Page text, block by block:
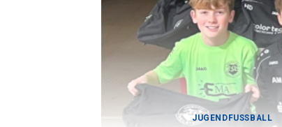
JUGENDFUSSBALL